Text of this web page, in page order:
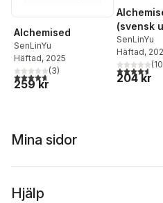
Alchemised
SenLinYu
Häftad, 2025
4,7utav 5 stjärnor. Totalt antal röster:
(3)
259 kr
(svensk
SenLinYu
Häftad,
4,6utav 5(10
204 kr
Mina sidor
Hjälp